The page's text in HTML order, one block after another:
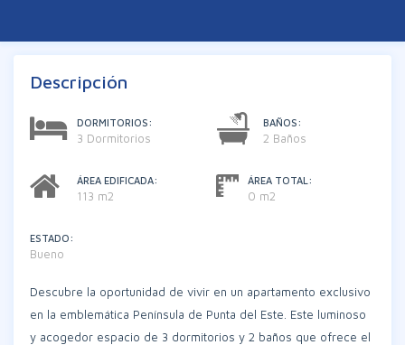
Descripción
DORMITORIOS:
3 Dormitorios
BAÑOS:
2 Baños
ÁREA EDIFICADA:
113 m2
ÁREA TOTAL:
0 m2
ESTADO:
Bueno
Descubre la oportunidad de vivir en un apartamento exclusivo
en la emblemática Península de Punta del Este. Este luminoso
y acogedor espacio de 3 dormitorios y 2 baños que ofrece el